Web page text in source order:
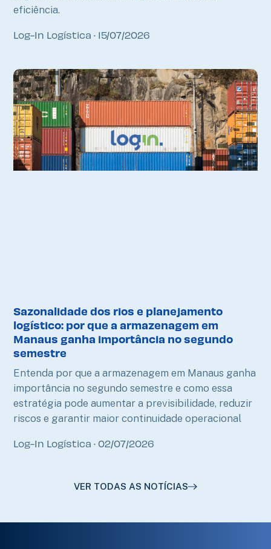
Log-In Logística 15/07/2026
eficiência.
Sazonalidade dos rios e planejamento
logístico: por que a armazenagem em
Manaus ganha importância no segundo
semestre
Log-In Logística 02/07/2026
Entenda por que a armazenagem em Manaus ganha
importância no segundo semestre e como essa
estratégia pode aumentar a previsibilidade, reduzir
riscos e garantir maior continuidade operacional
VER TODAS AS NOTÍCIAS